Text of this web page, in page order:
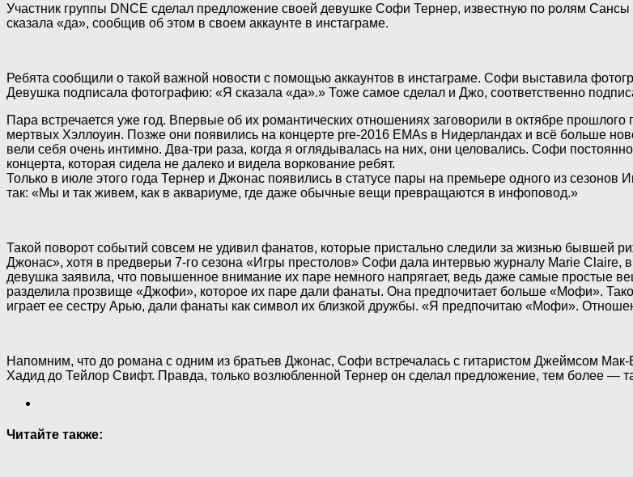
Участник группы DNCE сделал предложение своей девушке Софи Тернер, известную по ролям
сказала «да», сообщив об этом в своем аккаунте в инстаграме.
Ребята сообщили о такой важной новости с помощью аккаунтов в инстаграме. Софи выставила
Девушка подписала фотографию: «Я сказала «да».» Тоже самое сделал и Джо, соответственно
Пара встречается уже год. Впервые об их романтических отношениях заговорили в октябре прошлого
мертвых Хэллоуин. Позже они появились на концерте pre-2016 EMAs в Нидерландах и всё больше
вели себя очень интимно. Два-три раза, когда я оглядывалась на них, они целовались. Софи
концерта, которая сидела не далеко и видела воркование ребят.
Только в июле этого года Тернер и Джонас появились в статусе пары на премьере одного из
так: «Мы и так живем, как в аквариуме, где даже обычные вещи превращаются в инфоповод.»
Такой поворот событий совсем не удивил фанатов, которые пристально следили за жизнью бывшей
Джонас», хотя в предверьи 7-го сезона «Игры престолов» Софи дала интервью журналу Marie
девушка заявила, что повышенное внимание их паре немного напрягает, ведь даже самые простые
разделила прозвище «Джофи», которое их паре дали фанаты. Она предпочитает больше «Мофи».
играет ее сестру Арью, дали фанаты как символ их близкой дружбы. «Я предпочитаю «Мофи».
Напомним, что до романа с одним из братьев Джонас, Софи встречалась с гитаристом Джеймсом
Хадид до Тейлор Свифт. Правда, только возлюбленной Тернер он сделал предложение, тем более —
Читайте также: